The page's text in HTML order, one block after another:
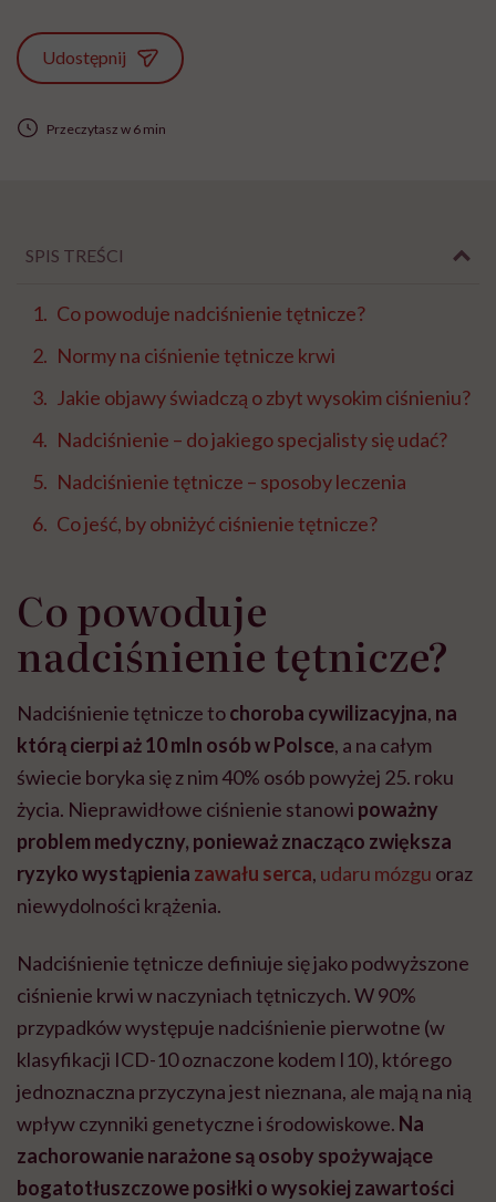
Udostępnij
Przeczytasz w 6 min
SPIS TREŚCI
Co powoduje nadciśnienie tętnicze?
Normy na ciśnienie tętnicze krwi
Jakie objawy świadczą o zbyt wysokim ciśnieniu?
Nadciśnienie – do jakiego specjalisty się udać?
Nadciśnienie tętnicze – sposoby leczenia
Co jeść, by obniżyć ciśnienie tętnicze?
Co powoduje
nadciśnienie tętnicze?
Nadciśnienie tętnicze tochoroba cywilizacyjna, na
którą cierpi aż 10 mln osób w Polsce, a na całym
świecie boryka się z nim 40% osób powyżej 25. roku
życia. Nieprawidłowe ciśnienie stanowi poważny
problem medyczny, ponieważ znacząco zwiększa
ryzyko wystąpienia zawału serca, udaru mózgu oraz
niewydolności krążenia.
Nadciśnienie tętnicze definiuje się jako podwyższone
ciśnienie krwi w naczyniach tętniczych. W 90%
przypadków występuje nadciśnienie pierwotne (w
klasyfikacji ICD-10 oznaczone kodem I10), którego
jednoznaczna przyczyna jest nieznana, ale mają na nią
wpływ czynniki genetyczne i środowiskowe. Na
zachorowanie narażone są osoby spożywające
bogatotłuszczowe posiłki o wysokiej zawartości